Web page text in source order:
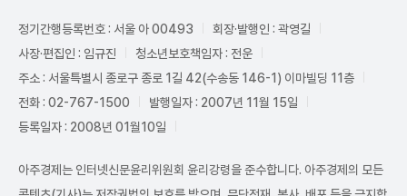
정기간행등록번호 : 서울 아 00493
회장·발행인 : 곽영길
사장·편집인 : 임규진
청소년보호책임자 : 전운
주소 : 서울특별시 종로구 종로 1길 42(수송동 146-1) 이마빌딩 11층
전화 : 02-767-1500
발행일자 : 2007년 11월 15일
등록일자 : 2008년 01월10일
아주경제는 인터넷신문윤리위원회 윤리강령을 준수합니다. 아주경제의 모든